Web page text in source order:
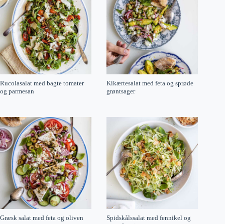
Rucolasalat med bagte tomater
og parmesan
Kikærtesalat med feta og sprøde
grøntsager
Græsk salat med feta og oliven
Spidskålssalat med fennikel og